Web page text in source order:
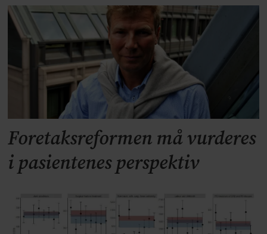
Foretaksreformen må vurderes
i pasientenes perspektiv